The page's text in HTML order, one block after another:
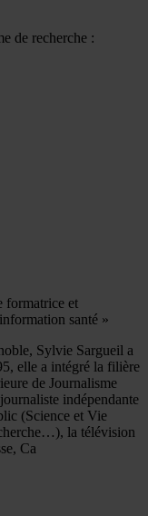
de recherche :
formatrice et
santé »
Sylvie Sargueil a
elle a intégré la filière
de Journalisme
indépendante
(Science et Vie
la télévision
Ca